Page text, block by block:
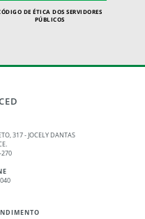
DE ÉTICA DOS SERVIDORES
PÚBLICOS
317 - JOCELY DANTAS
270